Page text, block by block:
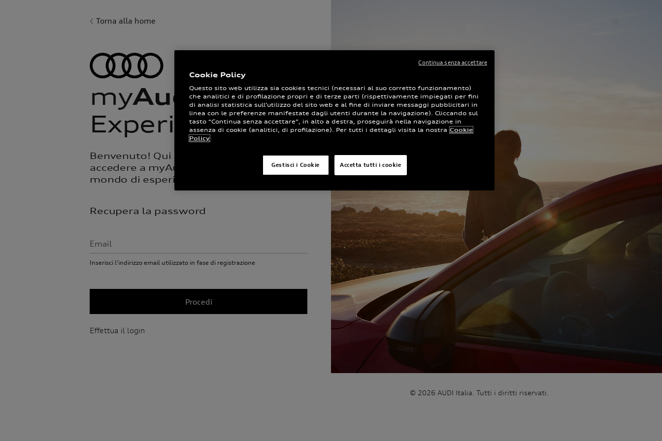
Torna alla home
myAudi
Experience
Benvenuto! Qui puoi registrarti e
accedere a myAudi Experience, un
mondo di esperienze e servizi.
Recupera la password
Email
Inserisci l'indirizzo email utilizzato in fase di registrazione
Procedi
Effettua il login
© 2026 AUDI Italia. Tutti i diritti riservati.
Cookie Policy
Questo sito web utilizza sia cookies tecnici (necessari al suo corretto funzionamento)
che analitici e di profilazione propri e di terze parti (rispettivamente impiegati per fini
di analisi statistica sull’utilizzo del sito web e al fine di inviare messaggi pubblicitari in
linea con le preferenze manifestate dagli utenti durante la navigazione). Cliccando sul
tasto “Continua senza accettare”, in alto a destra, proseguirà nella navigazione in
assenza di cookie (analitici, di profilazione). Per tutti i dettagli visita la nostra Cookie
Policy
Accetta tutti i cookie
Gestisci i Cookie
Continua senza accettare